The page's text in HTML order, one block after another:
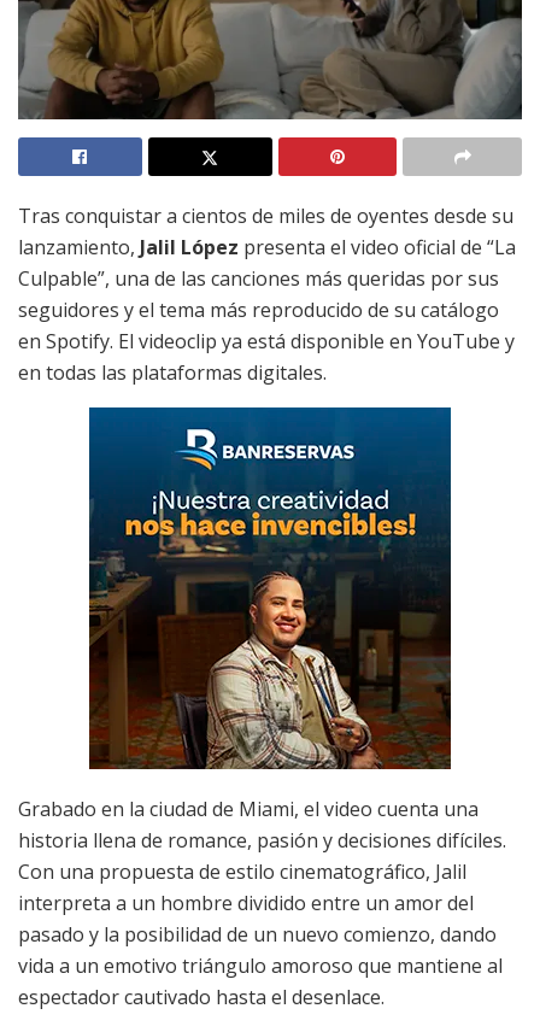
Tras conquistar a cientos de miles de oyentes desde su
lanzamiento, Jalil López presenta el video oficial de “La
Culpable”, una de las canciones más queridas por sus
seguidores y el tema más reproducido de su catálogo
en Spotify. El videoclip ya está disponible en YouTube y
en todas las plataformas digitales.
Grabado en la ciudad de Miami, el video cuenta una
historia llena de romance, pasión y decisiones difíciles.
Con una propuesta de estilo cinematográfico, Jalil
interpreta a un hombre dividido entre un amor del
pasado y la posibilidad de un nuevo comienzo, dando
vida a un emotivo triángulo amoroso que mantiene al
espectador cautivado hasta el desenlace.